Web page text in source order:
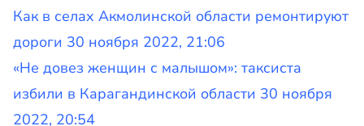
Как в селах Акмолинской области ремонтируют
дороги 30 ноября 2022, 21:06
«Не довез женщин с малышом»: таксиста
избили в Карагандинской области 30 ноября
2022, 20:54